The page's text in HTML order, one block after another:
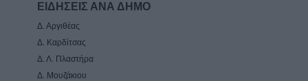
ΕΙΔΗΣΕΙΣ ΑΝΑ ΔΗΜΟ
Δ. Αργιθέας
Δ. Καρδίτσας
Δ. Λ. Πλαστήρα
Δ. Μουζάκιου